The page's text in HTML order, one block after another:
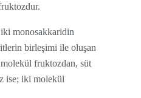
monosakkaridin
birleşimi ile oluşan
fruktozdan, süt
ise; iki molekül